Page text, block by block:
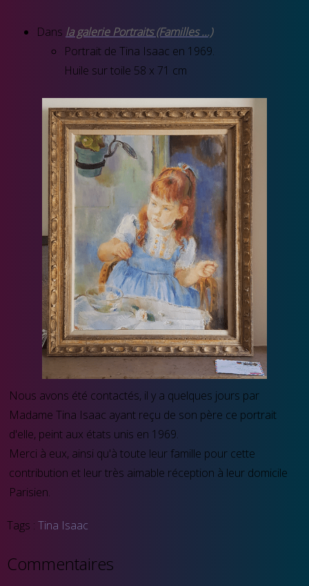
Dans la galerie Portraits (Familles ...)
Portrait de Tina Isaac en 1969.
Huile sur toile 58 x 71 cm
Nous avons été contactés, il y a quelques jours par
Madame Tina Isaac ayant reçu de son père ce portrait
d'elle, peint aux états unis en 1969.
Merci à eux, ainsi qu'à toute leur famille pour cette
contribution et leur très aimable réception à leur domicile
Parisien.
Tags : Tina Isaac
Commentaires